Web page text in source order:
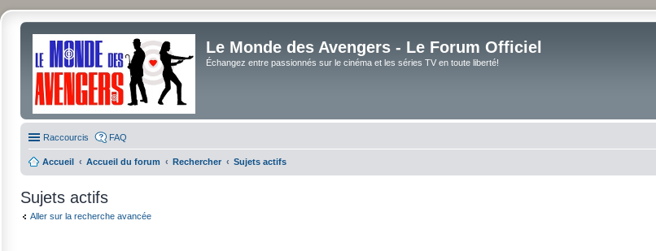
Le Monde des Avengers - Le Forum Officiel
Échangez entre passionnés sur le cinéma et les séries TV en toute liberté!
Raccourcis FAQ
Accueil Accueil du forum Rechercher Sujets actifs
Sujets actifs
Aller sur la recherche avancée